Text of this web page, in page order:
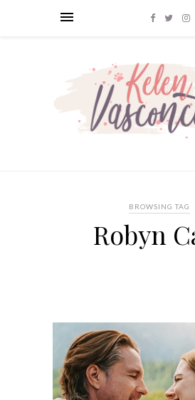
BROWSING TAG
Robyn